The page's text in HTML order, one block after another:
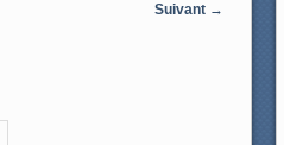
Suivant →